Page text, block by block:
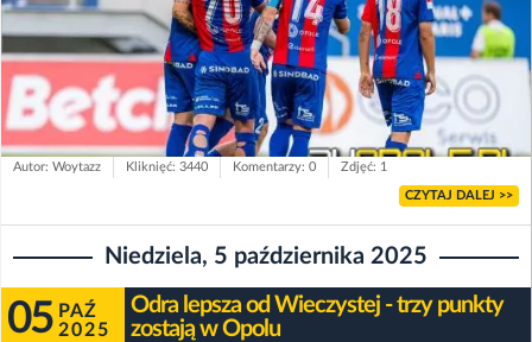
Autor: Woytazz Kliknięć: 3440 Komentarzy: 0 Zdjęć: 1
CZYTAJ DALEJ >>
Niedziela, 5 października 2025
05 PAŹ
2025
Odra lepsza od Wieczystej - trzy punkty
zostają w Opolu